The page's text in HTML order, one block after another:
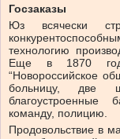
Госзаказы
Юз всячески
технологию
Еще в 1870
“Новороссийское
больницу, две
благоустроенные
команду, полицию.
Продовольствие в